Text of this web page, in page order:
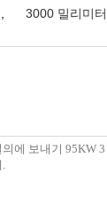
3000 밀리미